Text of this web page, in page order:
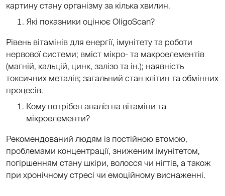
картину стану організму за кілька хвилин.
Які показники оцінює OligoScan?
Рівень вітамінів для енергії, імунітету та роботи
нервової системи; вміст мікро- та макроелементів
(магній, кальцій, цинк, залізо та ін.); наявність
токсичних металів; загальний стан клітин та обмінних
процесів.
Кому потрібен аналіз на вітаміни та
мікроелементи?
Рекомендований людям із постійною втомою,
проблемами концентрації, зниженим імунітетом,
погіршенням стану шкіри, волосся чи нігтів, а також
при хронічному стресі чи емоційному виснаженні.